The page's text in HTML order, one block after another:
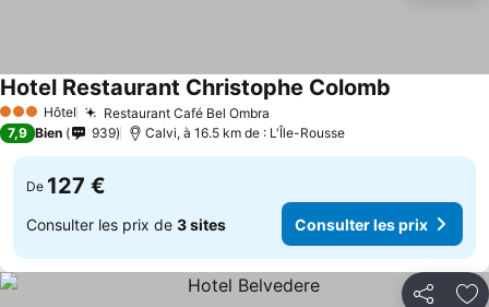
3 ÉtoilesHôtel Restaurant Café Bel Ombra
Hotel Restaurant Christophe Colomb
7,9 Bien 939 Calvi, à 16.5 km de : L'Île-Rousse
De 127 €
Consulter les prix de 3 sites Consulter les prix